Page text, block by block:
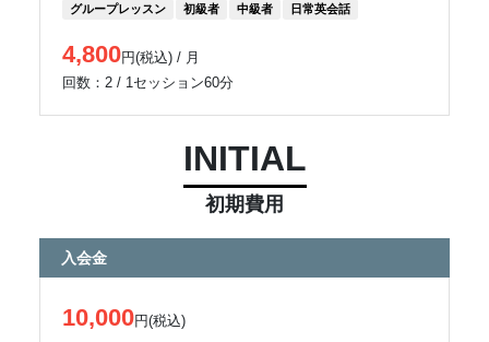
グループレッスン 初級者 中級者 日常英会話
4,800円(税込) / 月
回数：2 / 1セッション60分
INITIAL
初期費用
入会金
10,000円(税込)